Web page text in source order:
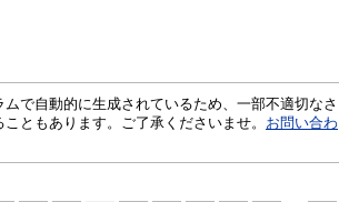
で自動的に生成されているため、一部不適切なさ
ともあります。ご了承くださいませ。 お問い合わ